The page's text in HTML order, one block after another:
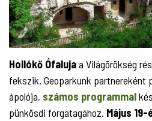
Hollókő Ófalujaa Világörökség
fekszik. Geoparkunk partnereként
ápolója, számos programmal
pünkösdi forgatagához. Május 19-